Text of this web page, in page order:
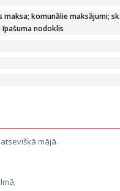
maksa; komunālie maksājumi;
nodoklis
mājā.